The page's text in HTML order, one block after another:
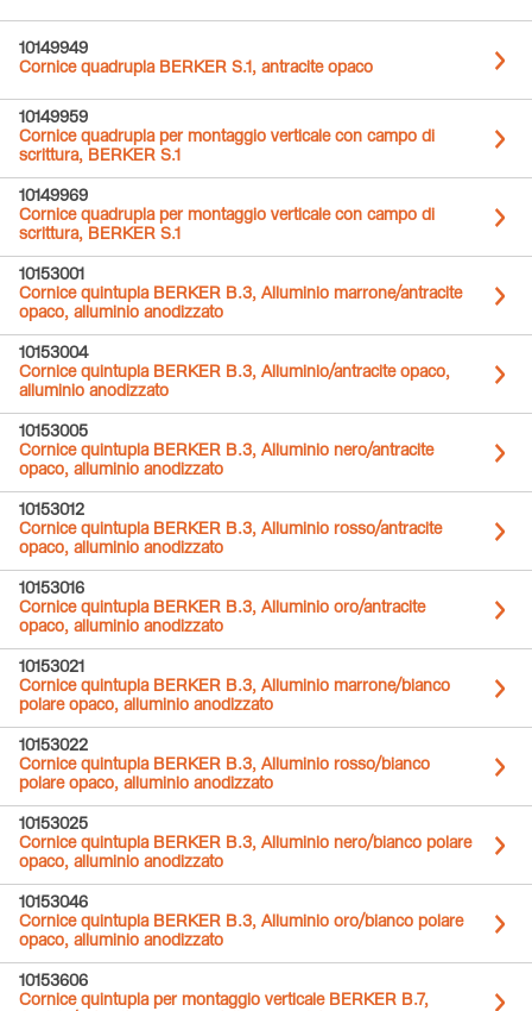
10149949
Cornice quadrupla BERKER S.1, antracite opaco
10149959
Cornice quadrupla per montaggio verticale con campo di
scrittura, BERKER S.1
10149969
Cornice quadrupla per montaggio verticale con campo di
scrittura, BERKER S.1
10153001
Cornice quintupla BERKER B.3, Alluminio marrone/antracite
opaco, alluminio anodizzato
10153004
Cornice quintupla BERKER B.3, Alluminio/antracite opaco,
alluminio anodizzato
10153005
Cornice quintupla BERKER B.3, Alluminio nero/antracite
opaco, alluminio anodizzato
10153012
Cornice quintupla BERKER B.3, Alluminio rosso/antracite
opaco, alluminio anodizzato
10153016
Cornice quintupla BERKER B.3, Alluminio oro/antracite
opaco, alluminio anodizzato
10153021
Cornice quintupla BERKER B.3, Alluminio marrone/bianco
polare opaco, alluminio anodizzato
10153022
Cornice quintupla BERKER B.3, Alluminio rosso/bianco
polare opaco, alluminio anodizzato
10153025
Cornice quintupla BERKER B.3, Alluminio nero/bianco polare
opaco, alluminio anodizzato
10153046
Cornice quintupla BERKER B.3, Alluminio oro/bianco polare
opaco, alluminio anodizzato
10153606
Cornice quintupla per montaggio verticale BERKER B.7,